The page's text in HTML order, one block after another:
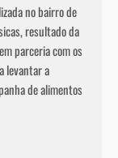
no bairro de
resultado da
parceria com os
levantar a
de alimentos